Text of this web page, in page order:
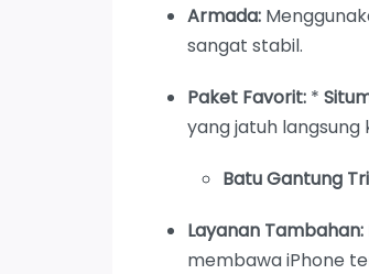
Armada:
sangat stabil.
Paket Favorit: *
yang jatuh langsung
Batu Gantung
Layanan Tambahan:
membawa iPhone